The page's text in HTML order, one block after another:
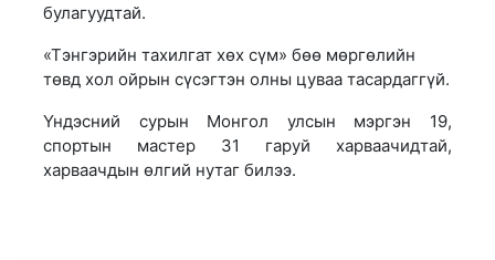
булагуудтай.
«Тэнгэрийн тахилгат хөх сүм» бөө мөргөлийн
төвд хол ойрын сүсэгтэн олны цуваа тасардаггүй.
Үндэсний сурын Монгол улсын мэргэн 19,
спортын мастер 31 гаруй харваачидтай,
харваачдын өлгий нутаг билээ.